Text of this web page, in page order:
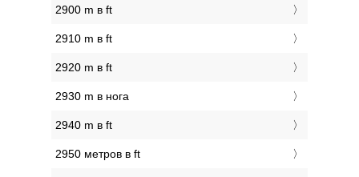
2900 m в ft
2910 m в ft
2920 m в ft
2930 m в нога
2940 m в ft
2950 метров в ft